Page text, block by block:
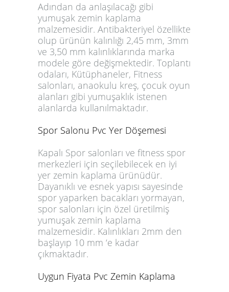
Adından da anlaşılacağı gibi
yumuşak zemin kaplama
malzemesidir. Antibakteriyel özellikte
olup ürünün kalınlığı 2,45 mm, 3mm
ve 3,50 mm kalınlıklarında marka
modele göre değişmektedir. Toplantı
odaları, Kütüphaneler, Fitness
salonları, anaokulu kreş, çocuk oyun
alanları gibi yumuşaklık istenen
alanlarda kullanılmaktadır.
Spor Salonu Pvc Yer Döşemesi
Kapalı Spor salonları ve fitness spor
merkezleri için seçilebilecek en iyi
yer zemin kaplama ürünüdür.
Dayanıklı ve esnek yapısı sayesinde
spor yaparken bacakları yormayan,
spor salonları için özel üretilmiş
yumuşak zemin kaplama
malzemesidir. Kalınlıkları 2mm den
başlayıp 10 mm ‘e kadar
çıkmaktadır.
Uygun Fiyata Pvc Zemin Kaplama